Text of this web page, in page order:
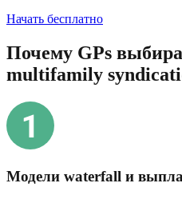
Начать бесплатно
Почему GPs
multifamily
Модели waterfall и